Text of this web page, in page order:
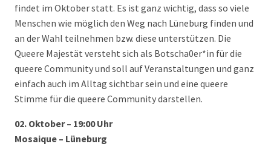
findet im Oktober statt. Es ist ganz wichtig, dass so viele
Menschen wie möglich den Weg nach Lüneburg finden und
an der Wahl teilnehmen bzw. diese unterstützen. Die
Queere Majestät versteht sich als Botscha0er*in für die
queere Community und soll auf Veranstaltungen und ganz
einfach auch im Alltag sichtbar sein und eine queere
Stimme für die queere Community darstellen.
02. Oktober – 19:00 Uhr
Mosaique – Lüneburg